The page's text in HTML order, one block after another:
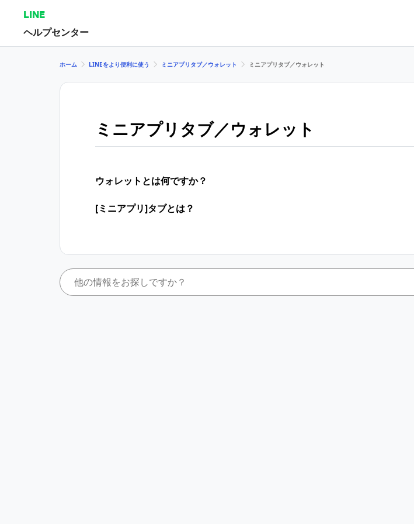
LINE
ヘルプセンター
ホーム LINEをより便利に使う ミニアプリタブ／ウォレット ミニアプリタブ／ウォレット
ミニアプリタブ／ウォレット
ウォレットとは何ですか？
[ミニアプリ]タブとは？